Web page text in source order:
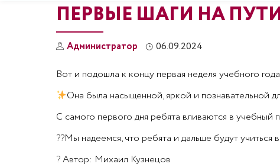
ПЕРВЫЕ ШАГИ НА
Администратор 06.09.2024
Вот и подошла к концу первая неделя учебного
Она была насыщенной, яркой и познавательной
С самого первого дня ребята вливаются в учебный
??Мы надеемся, что ребята и дальше будут
?Автор: Михаил Кузнецов